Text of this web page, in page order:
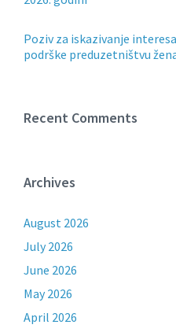
Poziv za iskazivanje
podrške preduzetništvu
Recent Comments
Archives
August 2026
July 2026
June 2026
May 2026
April 2026